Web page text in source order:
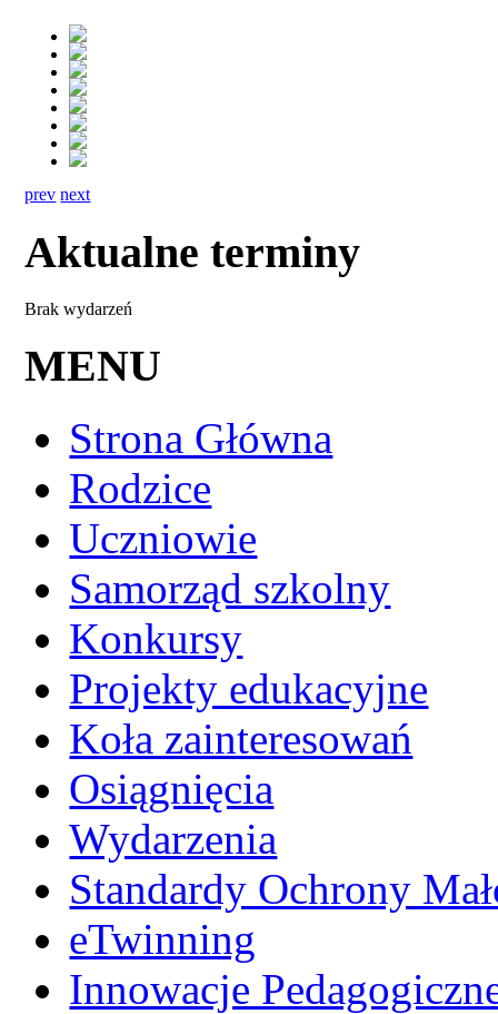
prev next
Aktualne terminy
Brak wydarzeń
MENU
Strona Główna
Rodzice
Uczniowie
Samorząd szkolny
Konkursy
Projekty edukacyjne
Koła zainteresowań
Osiągnięcia
Wydarzenia
Standardy Ochrony
eTwinning
Innowacje